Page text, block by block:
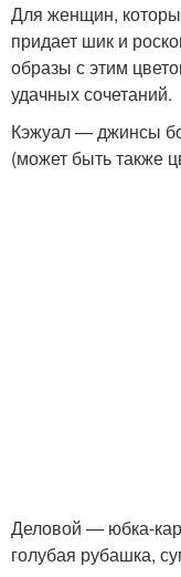
Для женщин,
придает шик и
образы с этим
удачных сочетаний.
Кэжуал — джинсы
(может быть также
Деловой — юбка-
голубая рубашка,